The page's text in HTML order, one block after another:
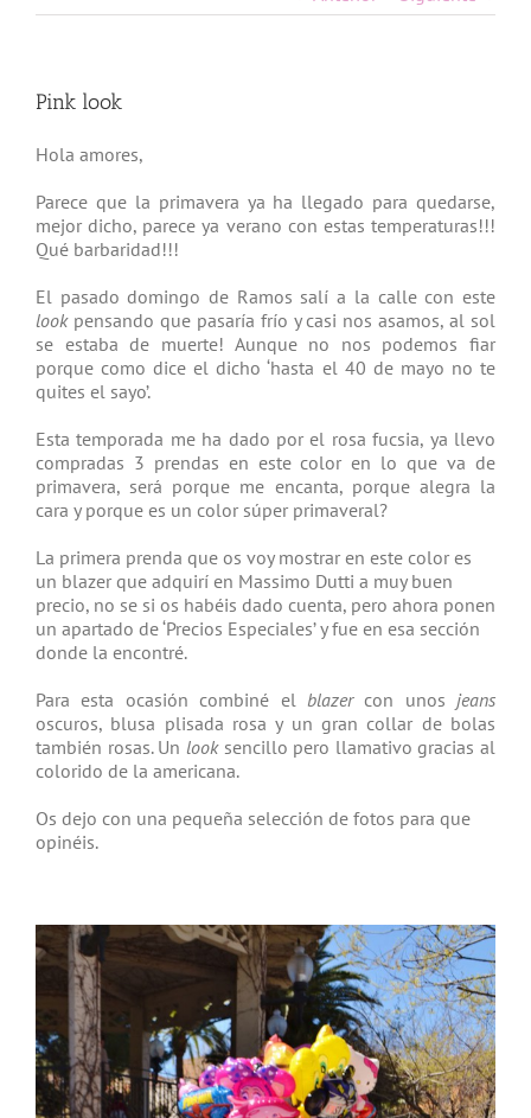
Pink look
Hola amores,
Parece que la primavera ya ha llegado para quedarse,
mejor dicho, parece ya verano con estas temperaturas!!!
Qué barbaridad!!!
El pasado domingo de Ramos salí a la calle con este
lookpensando que pasaría frío y casi nos asamos, al sol
se estaba de muerte! Aunque no nos podemos fiar
porque como dice el dicho ‘hasta el 40 de mayo no te
quites el sayo’.
Esta temporada me ha dado por el rosa fucsia, ya llevo
compradas 3 prendas en este color en lo que va de
primavera, será porque me encanta, porque alegra la
cara y porque es un color súper primaveral?
La primera prenda que os voy mostrar en este color es
un blazer que adquirí en Massimo Dutti a muy buen
precio, no se si os habéis dado cuenta, pero ahora ponen
un apartado de ‘Precios Especiales’ y fue en esa sección
donde la encontré.
Para esta ocasión combiné el blazercon unos jeans
oscuros, blusa plisada rosa y un gran collar de bolas
también rosas. Un looksencillo pero llamativo gracias al
colorido de la americana.
Os dejo con una pequeña selección de fotos para que
opinéis.